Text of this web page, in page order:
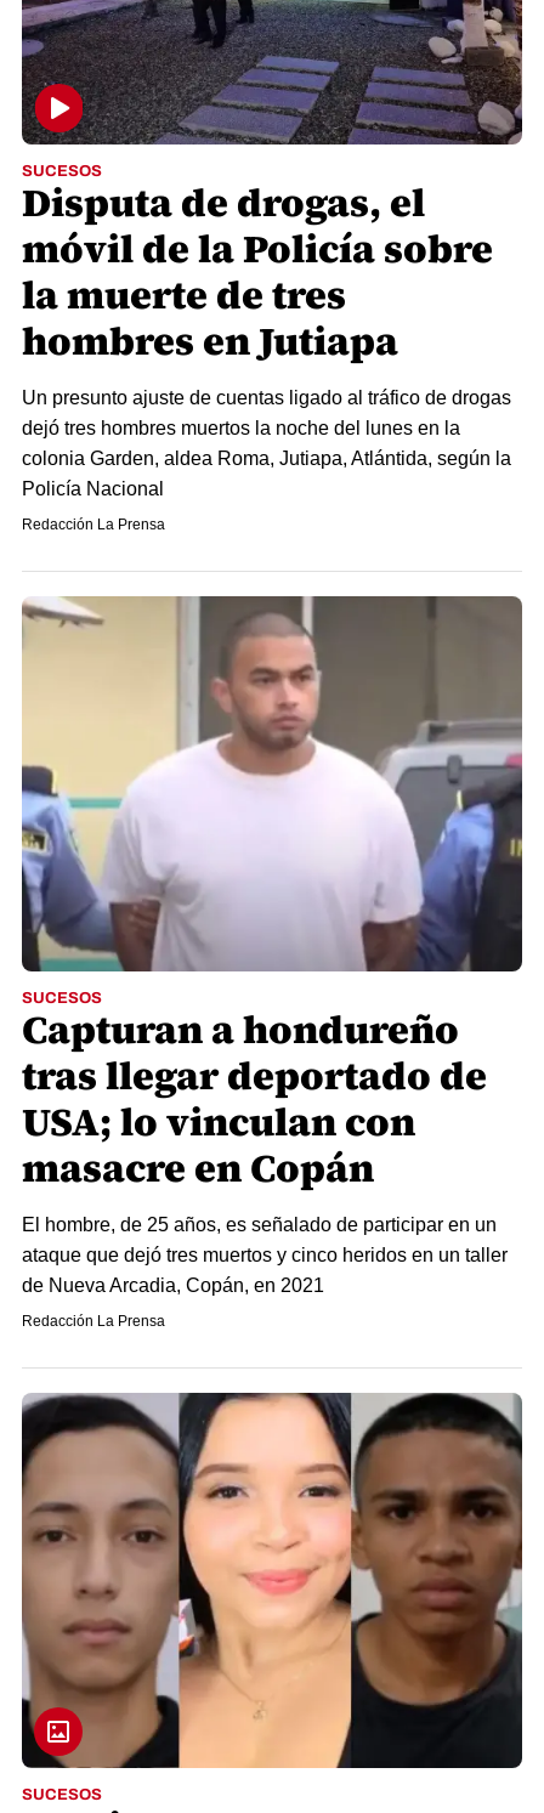
SUCESOS
Disputa de drogas, el
móvil de la Policía sobre
la muerte de tres
hombres en Jutiapa
Un presunto ajuste de cuentas ligado al tráfico de drogas
dejó tres hombres muertos la noche del lunes en la
colonia Garden, aldea Roma, Jutiapa, Atlántida, según la
Policía Nacional
Redacción La Prensa
SUCESOS
Capturan a hondureño
tras llegar deportado de
USA; lo vinculan con
masacre en Copán
El hombre, de 25 años, es señalado de participar en un
ataque que dejó tres muertos y cinco heridos en un taller
de Nueva Arcadia, Copán, en 2021
Redacción La Prensa
SUCESOS